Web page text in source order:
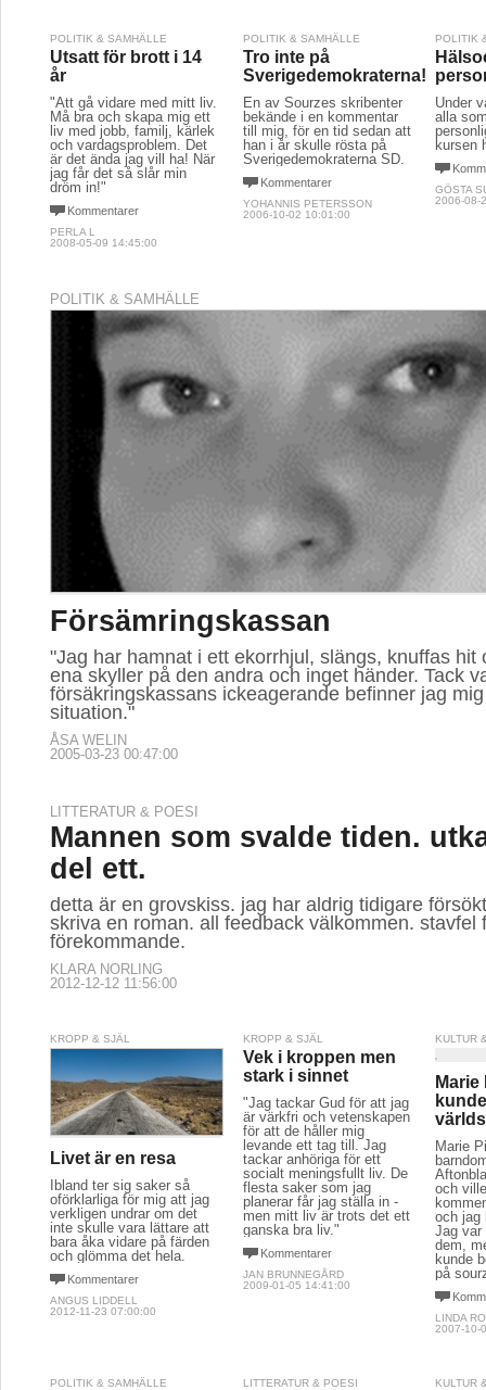
POLITIK & SAMHÄLLE
Utsatt för brott i 14
år
"Att gå vidare med mitt liv.
Må bra och skapa mig ett
liv med jobb, familj, kärlek
och vardagsproblem. Det
är det ända jag vill ha! När
jag får det så slår min
dröm in!"
Kommentarer
PERLA L
2008-05-09 14:45:00
POLITIK & SAMHÄLLE
Tro inte på
Sverigedemokraterna!
En av Sourzes skribenter
bekände i en kommentar
till mig, för en tid sedan att
han i år skulle rösta på
Sverigedemokraterna SD.
Kommentarer
YOHANNIS PETERSSON
2006-10-02 10:01:00
POLITIK
Under
alla
kursen
GÖSTA
2006-08-
POLITIK & SAMHÄLLE
Försämringskassan
"Jag har hamnat i ett ekorrhjul, slängs, knuffas hit
ena skyller på den andra och inget händer. Tack
försäkringskassans ickeagerande befinner jag
situation."
ÅSA WELIN
2005-03-23 00:47:00
LITTERATUR & POESI
Mannen som svalde tiden.
del ett.
detta är en grovskiss. jag har aldrig tidigare
skriva en roman. all feedback välkommen. stavfel
förekommande.
KLARA NORLING
2012-12-12 11:56:00
KROPP & SJÄL
Livet är en resa
Ibland ter sig saker så
oförklarliga för mig att jag
verkligen undrar om det
inte skulle vara lättare att
bara åka vidare på färden
och glömma det hela.
Kommentarer
ANGUS LIDDELL
2012-11-23 07:00:00
KROPP & SJÄL
Vek i kroppen men
stark i sinnet
"Jag tackar Gud för att jag
är värkfri och vetenskapen
för att de håller mig
levande ett tag till. Jag
tackar anhöriga för ett
socialt meningsfullt liv. De
flesta saker som jag
planerar får jag ställa in -
men mitt liv är trots det ett
ganska bra liv."
Kommentarer
JAN BRUNNEGÅRD
2009-01-05 14:41:00
KULTUR
Marie
och
och jag
Jag var
dem,
kunde
på
LINDA
2007-10-
POLITIK & SAMHÄLLE LITTERATUR & POESI KULTUR